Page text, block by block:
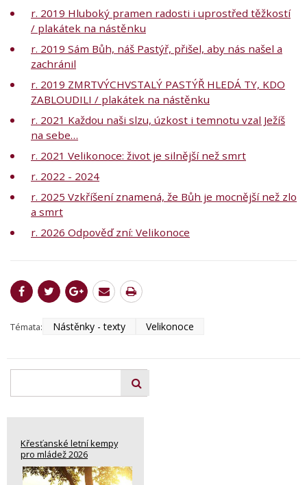
r. 2019 Hluboký pramen radosti i uprostřed těžkostí
/ plakátek na nástěnku
r. 2019 Sám Bůh, náš Pastýř, přišel, aby nás našel a
zachránil
r. 2019 ZMRTVÝCHVSTALÝ PASTÝŘ HLEDÁ TY, KDO
ZABLOUDILI / plakátek na nástěnku
r. 2021 Každou naši slzu, úzkost i temnotu vzal Ježíš
na sebe…
r. 2021 Velikonoce: život je silnější než smrt
r. 2022 - 2024
r. 2025 Vzkříšení znamená, že Bůh je mocnější než zlo
a smrt
r. 2026 Odpověď zní: Velikonoce
Témata: Nástěnky - texty Velikonoce
Křesťanské letní kempy
pro mládež 2026